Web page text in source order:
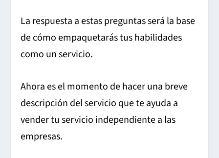
La respuesta a estas preguntas será la base
de cómo empaquetarás tus habilidades
como un servicio.
Ahora es el momento de hacer una breve
descripción del servicio que te ayuda a
vender tu servicio independiente a las
empresas.